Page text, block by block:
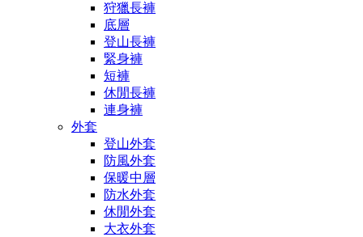
狩獵長褲
底層
登山長褲
緊身褲
短褲
休閒長褲
連身褲
外套
登山外套
防風外套
保暖中層
防水外套
休閒外套
大衣外套